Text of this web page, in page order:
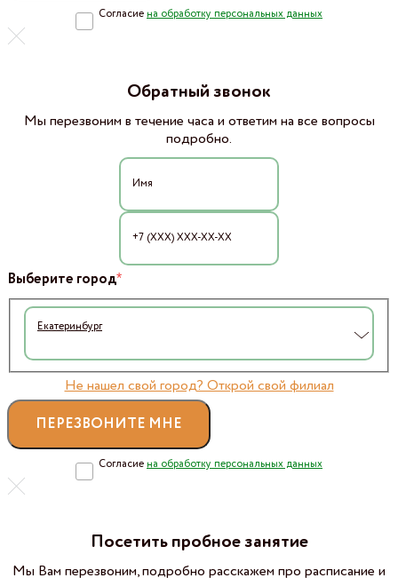
Согласие на обработку персональных данных
Обратный звонок
Мы перезвоним в течение часа и ответим на все вопросы
подробно.
Выберите город*
Екатеринбург
Не нашел свой город? Открой свой филиал
Согласие на обработку персональных данных
Посетить пробное занятие
Мы Вам перезвоним, подробно расскажем про расписание и